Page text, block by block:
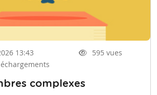
13:43
595 vues
complexes